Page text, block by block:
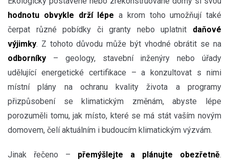
hodnotu obvykle drží lépe a krom toho umožňují také
čerpat různé pobídky či granty nebo uplatnit daňové
výjimky. Z tohoto důvodu může být vhodné obrátit se na
odborníky – geology, stavební inženýry nebo úřady
udělující energetické certifikace – a konzultovat s nimi
místní plány na ochranu kvality života a programy
přizpůsobení se klimatickým změnám, abyste lépe
porozuměli tomu, jak místo, které se má stát vaším novým
domovem, čelí aktuálním i budoucím klimatickým výzvám.
Jinak řečeno – přemýšlejte a plánujte obezřetně.